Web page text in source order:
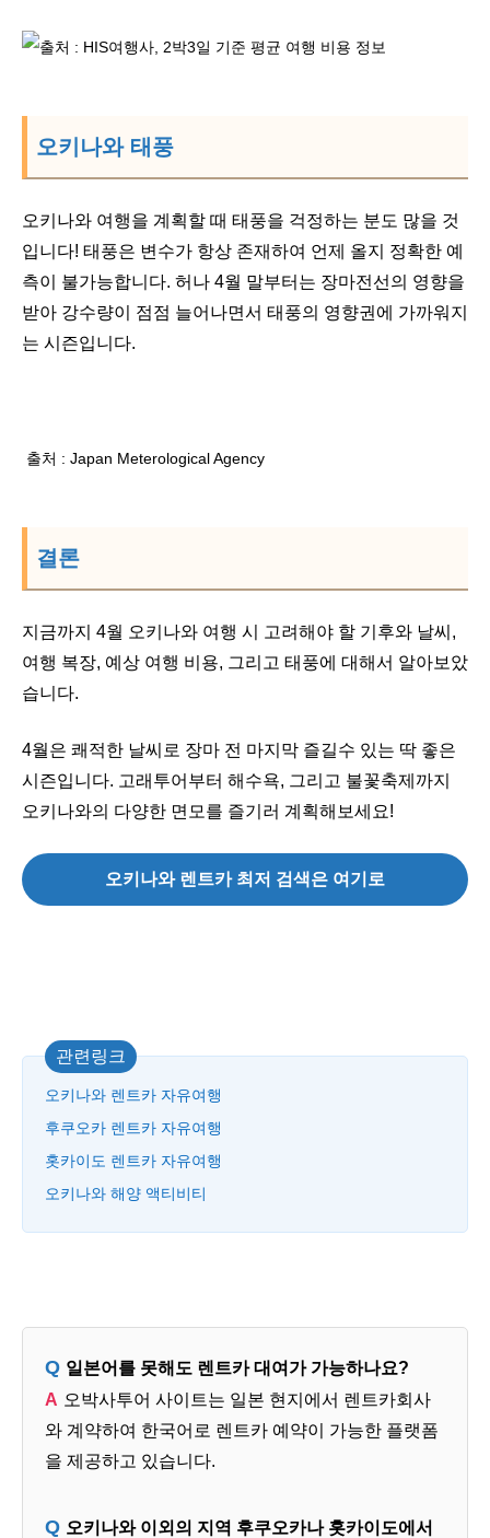
오키나와 태풍
오키나와 여행을 계획할 때 태풍을 걱정하는 분도 많을 것
입니다! 태풍은 변수가 항상 존재하여 언제 올지 정확한 예
측이 불가능합니다. 허나 4월 말부터는 장마전선의 영향을
받아 강수량이 점점 늘어나면서 태풍의 영향권에 가까워지
는 시즌입니다.
출처 : Japan Meterological Agency
결론
지금까지 4월 오키나와 여행 시 고려해야 할 기후와 날씨,
여행 복장, 예상 여행 비용, 그리고 태풍에 대해서 알아보았
습니다.
4월은 쾌적한 날씨로 장마 전 마지막 즐길수 있는 딱 좋은
시즌입니다. 고래투어부터 해수욕, 그리고 불꽃축제까지
오키나와의 다양한 면모를 즐기러 계획해보세요!
오키나와 렌트카 최저 검색은 여기로
관련링크
오키나와 렌트카 자유여행
후쿠오카 렌트카 자유여행
홋카이도 렌트카 자유여행
오키나와 해양 액티비티
일본어를 못해도 렌트카 대여가 가능하나요?
오박사투어 사이트는 일본 현지에서 렌트카회사
와 계약하여 한국어로 렌트카 예약이 가능한 플랫폼
을 제공하고 있습니다.
오키나와 이외의 지역 후쿠오카나 홋카이도에서